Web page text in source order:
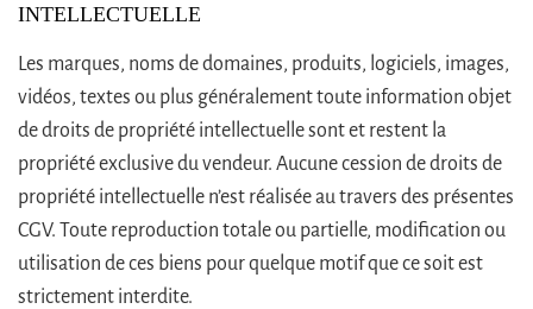
INTELLECTUELLE
Les marques, noms de domaines, produits, logiciels, images,
vidéos, textes ou plus généralement toute information objet
de droits de propriété intellectuelle sont et restent la
propriété exclusive du vendeur. Aucune cession de droits de
propriété intellectuelle n’est réalisée au travers des présentes
CGV. Toute reproduction totale ou partielle, modification ou
utilisation de ces biens pour quelque motif que ce soit est
strictement interdite.